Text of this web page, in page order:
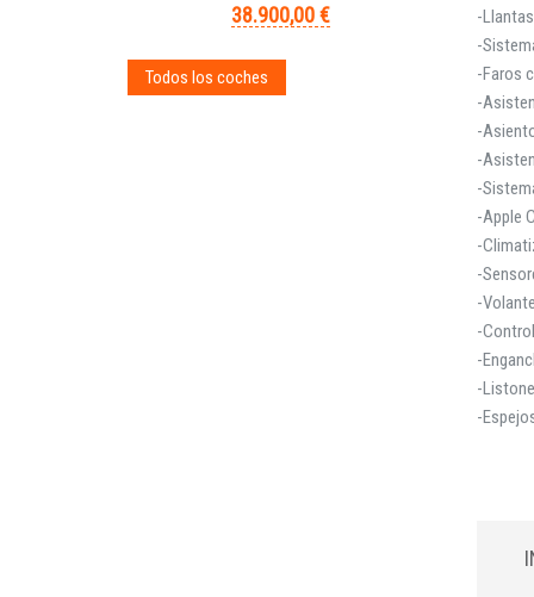
-
-
-Faros
-
-
-
-
-Apple
-
-
-
-
-
-
-
38.900,00 €
Todos los coches